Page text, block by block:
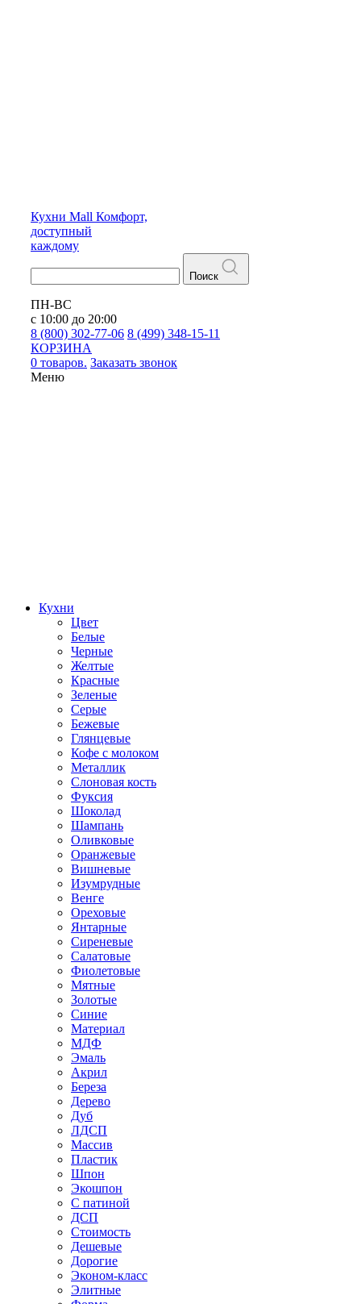
Кухни Mall Комфорт,
доступный
каждому
Поиск
ПН-ВС
с 10:00 до 20:00
8 (800) 302-77-06 8 (499) 348-15-11
КОРЗИНА
0 товаров. Заказать звонок
Меню
Кухни
Цвет
Белые
Черные
Желтые
Красные
Зеленые
Серые
Бежевые
Глянцевые
Кофе с молоком
Металлик
Слоновая кость
Фуксия
Шоколад
Шампань
Оливковые
Оранжевые
Вишневые
Изумрудные
Венге
Ореховые
Янтарные
Сиреневые
Салатовые
Фиолетовые
Мятные
Золотые
Синие
Материал
МДФ
Эмаль
Акрил
Береза
Дерево
Дуб
ЛДСП
Массив
Пластик
Шпон
Экошпон
С патиной
ДСП
Стоимость
Дешевые
Дорогие
Эконом-класс
Элитные